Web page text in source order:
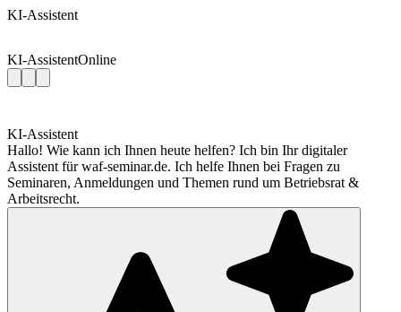
KI-Assistent
KI-AssistentOnline
KI-Assistent
Hallo! Wie kann ich Ihnen heute helfen? Ich bin Ihr digitaler
Assistent für waf-seminar.de. Ich helfe Ihnen bei Fragen zu
Seminaren, Anmeldungen und Themen rund um Betriebsrat &
Arbeitsrecht.